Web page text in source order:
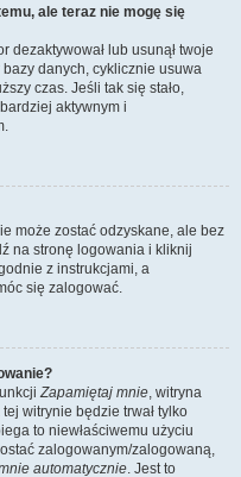
ale teraz nie mogę się
dezaktywował lub usunął twoje
danych, cyklicznie usuwa
czas. Jeśli tak się stało,
aktywnym i
może zostać odzyskane, ale bez
na stronę logowania i kliknij
z instrukcjami, a
się zalogować.
Zapamiętaj mnie, witryna
witrynie będzie trwał tylko
to niewłaściwemu użyciu
zalogowanym/zalogowaną,
automatycznie. Jest to